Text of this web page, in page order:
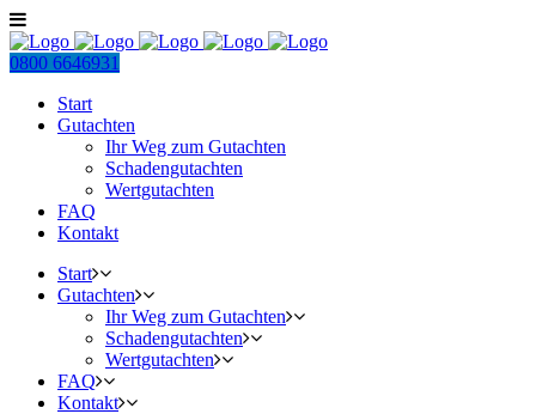
0800 6646931
Start
Gutachten
Ihr Weg zum Gutachten
Schadengutachten
Wertgutachten
FAQ
Kontakt
Start
Gutachten
Ihr Weg zum Gutachten
Schadengutachten
Wertgutachten
FAQ
Kontakt